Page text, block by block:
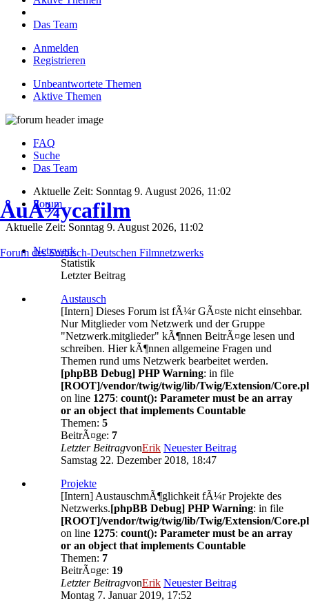
Das Team
Anmelden
Registrieren
Unbeantwortete Themen
Aktive Themen
ÅuÅ¾ycafilm
Forum des Sorbisch-Deutschen Filmnetzwerks
FAQ
Suche
Das Team
Aktuelle Zeit: Sonntag 9. August 2026, 11:02
Forum
Aktuelle Zeit: Sonntag 9. August 2026, 11:02
Netzwerk
Statistik
Letzter Beitrag
Austausch
[Intern] Dieses Forum ist fÃ¼r GÃ¤ste nicht einsehbar.
Nur Mitglieder vom Netzwerk und der Gruppe
"Netzwerk.mitglieder" kÃ¶nnen BeitrÃ¤ge lesen und
schreiben. Hier kÃ¶nnen allgemeine Fragen und
Themen rund ums Netzwerk bearbeitet werden.
[phpBB Debug] PHP Warning: in file
[ROOT]/vendor/twig/twig/lib/Twig/Extension/
on line 1275: count(): Parameter must be an array
or an object that implements Countable
Themen: 5
BeitrÃ¤ge: 7
Letzter BeitragvonErik Neuester Beitrag
Samstag 22. Dezember 2018, 18:47
Projekte
[Intern] AustauschmÃ¶glichkeit fÃ¼r Projekte des
Netzwerks.[phpBB Debug] PHP Warning: in file
[ROOT]/vendor/twig/twig/lib/Twig/Extension/
on line 1275: count(): Parameter must be an array
or an object that implements Countable
Themen: 7
BeitrÃ¤ge: 19
Letzter BeitragvonErik Neuester Beitrag
Montag 7. Januar 2019, 17:52